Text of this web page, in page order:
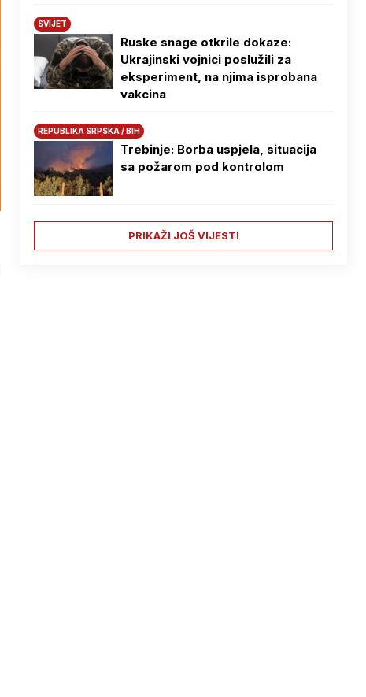
SVIJET
Ruske snage otkrile dokaze:
Ukrajinski vojnici poslužili za
eksperiment, na njima isprobana
vakcina
REPUBLIKA SRPSKA / BIH
Trebinje: Borba uspjela, situacija
sa požarom pod kontrolom
PRIKAŽI JOŠ VIJESTI